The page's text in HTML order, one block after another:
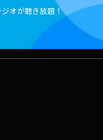
オが聴き放題！